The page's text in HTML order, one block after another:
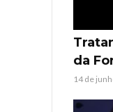
da
14 de